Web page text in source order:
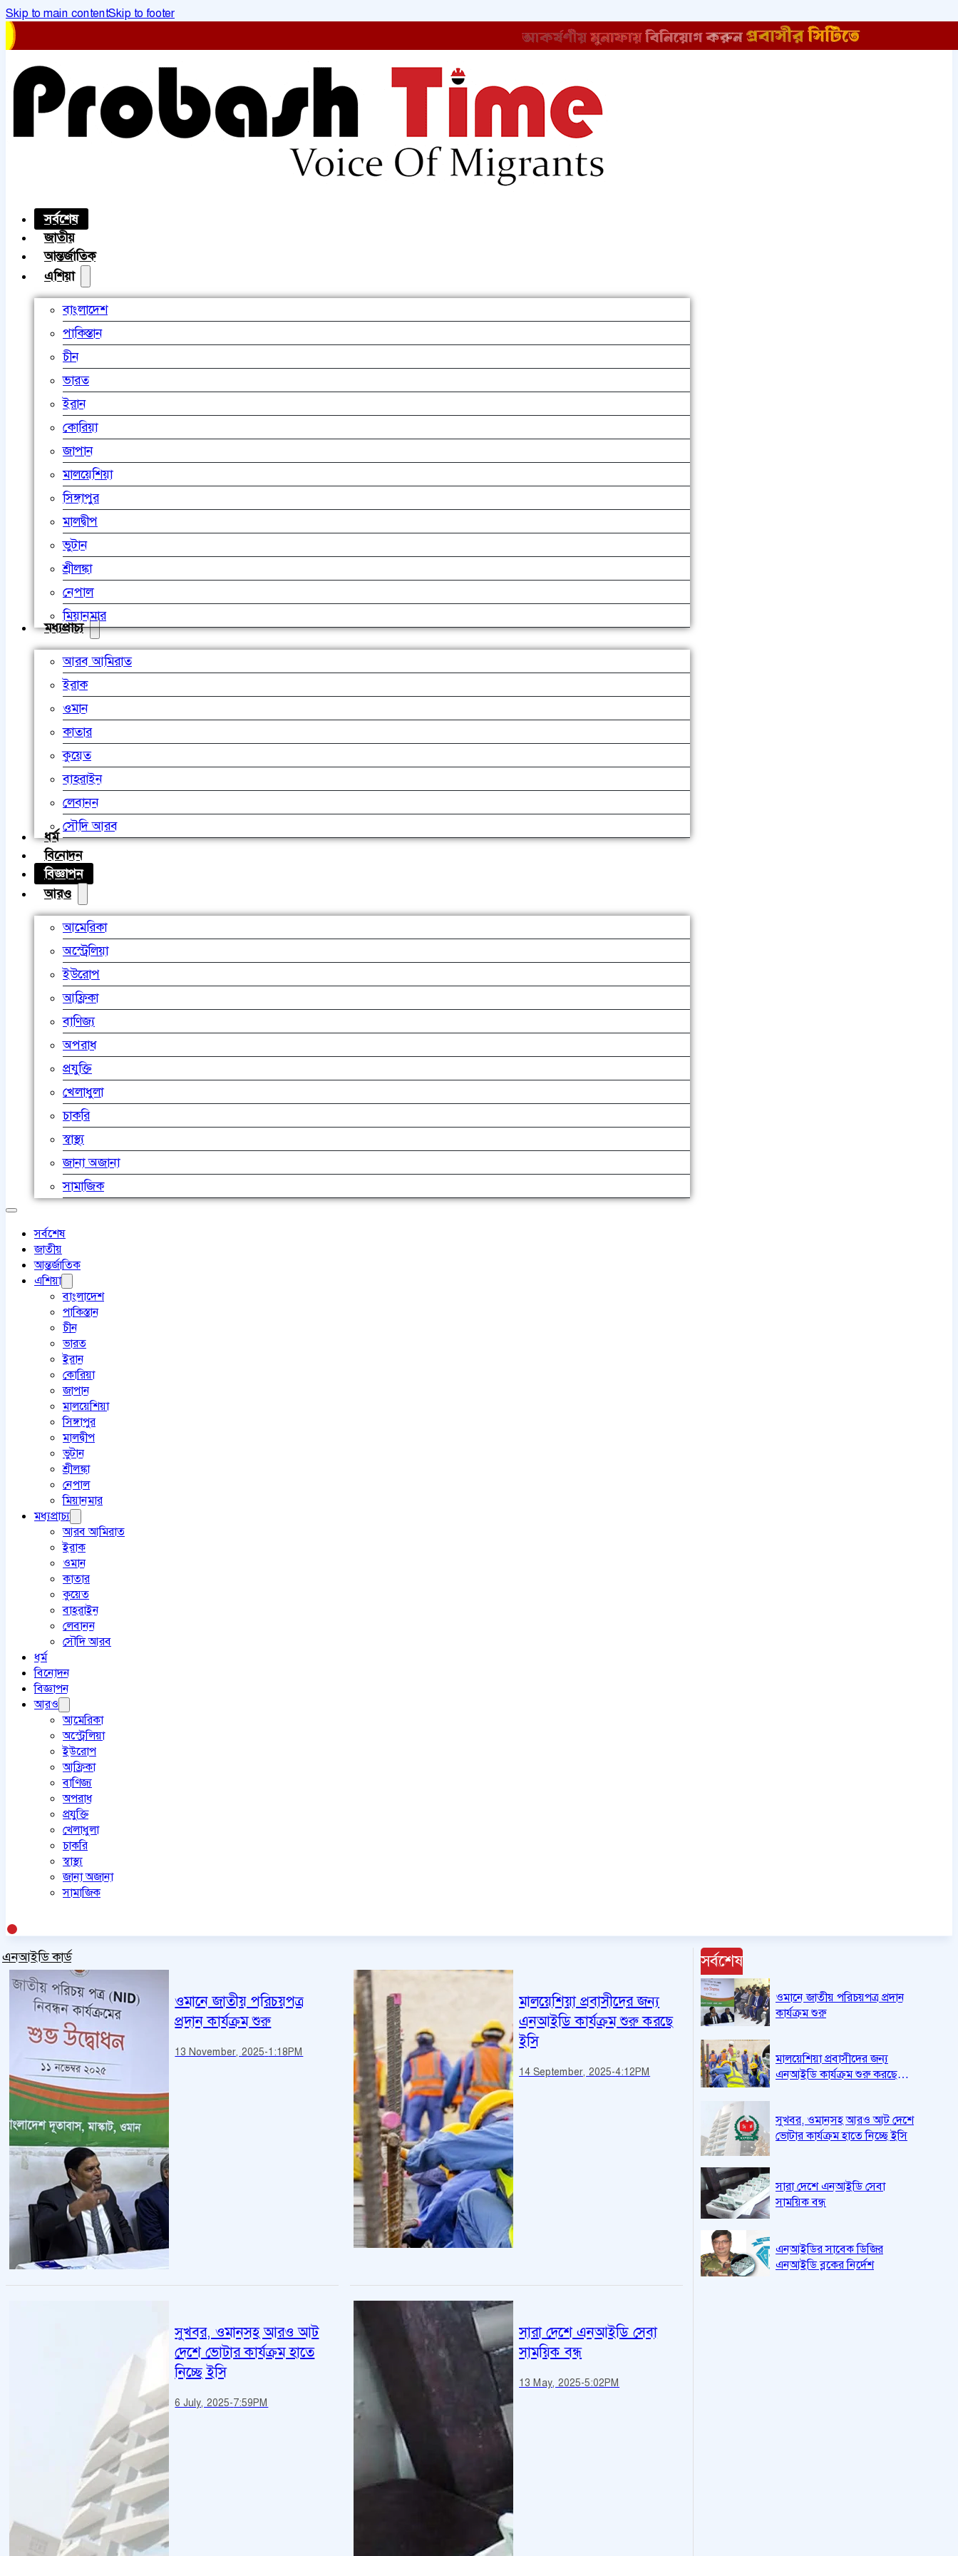
Skip to main contentSkip to footer
সর্বশেষ
জাতীয়
আন্তর্জাতিক
এশিয়া
বাংলাদেশ
পাকিস্তান
চীন
ভারত
ইরান
কোরিয়া
জাপান
মালয়েশিয়া
সিঙ্গাপুর
মালদ্বীপ
ভুটান
শ্রীলঙ্কা
নেপাল
মিয়ানমার
মধ্যপ্রাচ্য
আরব আমিরাত
ইরাক
ওমান
কাতার
কুয়েত
বাহরাইন
লেবানন
সৌদি আরব
ধর্ম
বিনোদন
বিজ্ঞাপন
আরও
আমেরিকা
অস্ট্রেলিয়া
ইউরোপ
আফ্রিকা
বাণিজ্য
অপরাধ
প্রযুক্তি
খেলাধুলা
চাকরি
স্বাস্থ্য
জানা অজানা
সামাজিক
সর্বশেষ
জাতীয়
আন্তর্জাতিক
এশিয়া
বাংলাদেশ
পাকিস্তান
চীন
ভারত
ইরান
কোরিয়া
জাপান
মালয়েশিয়া
সিঙ্গাপুর
মালদ্বীপ
ভুটান
শ্রীলঙ্কা
নেপাল
মিয়ানমার
মধ্যপ্রাচ্য
আরব আমিরাত
ইরাক
ওমান
কাতার
কুয়েত
বাহরাইন
লেবানন
সৌদি আরব
ধর্ম
বিনোদন
বিজ্ঞাপন
আরও
আমেরিকা
অস্ট্রেলিয়া
ইউরোপ
আফ্রিকা
বাণিজ্য
অপরাধ
প্রযুক্তি
খেলাধুলা
চাকরি
স্বাস্থ্য
জানা অজানা
সামাজিক
এনআইডি কার্ড
ওমানে জাতীয় পরিচয়পত্র
প্রদান কার্যক্রম শুরু
13 November, 2025-1:18PM
মালয়েশিয়া প্রবাসীদের জন্য
এনআইডি কার্যক্রম শুরু করছে
ইসি
14 September, 2025-4:12PM
সুখবর, ওমানসহ আরও আট
দেশে ভোটার কার্যক্রম হাতে
নিচ্ছে ইসি
6 July, 2025-7:59PM
সারা দেশে এনআইডি সেবা
সাময়িক বন্ধ
13 May, 2025-5:02PM
সর্বশেষ
ওমানে জাতীয় পরিচয়পত্র প্রদান
কার্যক্রম শুরু
মালয়েশিয়া প্রবাসীদের জন্য
এনআইডি কার্যক্রম শুরু করছে
সুখবর, ওমানসহ আরও আট দেশে
ভোটার কার্যক্রম হাতে নিচ্ছে ইসি
সারা দেশে এনআইডি সেবা
সাময়িক বন্ধ
এনআইডির সাবেক ডিজির
এনআইডি ব্লকের নির্দেশ